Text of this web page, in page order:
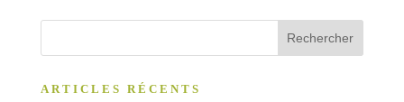
ARTICLES RÉCENTS